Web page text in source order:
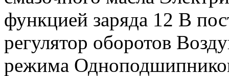
функцией заряда 12 В
регулятор оборотов
режима